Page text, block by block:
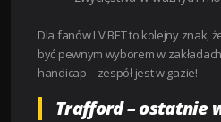
Dla fanów LV BET to kolejny znak,
być pewnym wyborem w
handicap – zespół jest w gazie!
Trafford – ostatnie